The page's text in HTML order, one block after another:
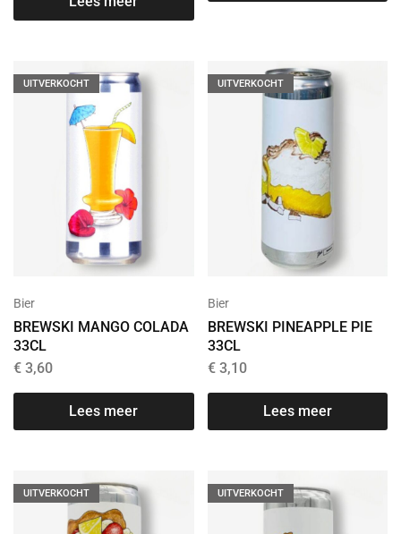
UITVERKOCHT
Bier
BREWSKI MANGO COLADA
33CL
€ 3,60
Lees meer
UITVERKOCHT
Bier
BREWSKI PINEAPPLE PIE
33CL
€3,10
Lees meer
UITVERKOCHT UITVERKOCHT